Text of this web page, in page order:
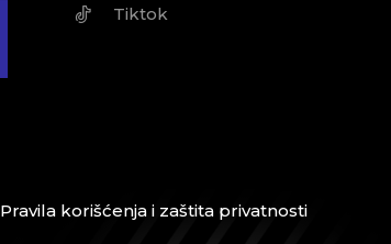
Tiktok
Pravila korišćenja i zaštita privatnosti